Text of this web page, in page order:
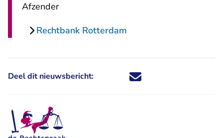
Afzender
Rechtbank Rotterdam
Deel dit nieuwsbericht: Deel dit nieuwsbericht via X -
Deel dit nieuwsbericht via
Deel dit nieuwsbericht
Deel dit